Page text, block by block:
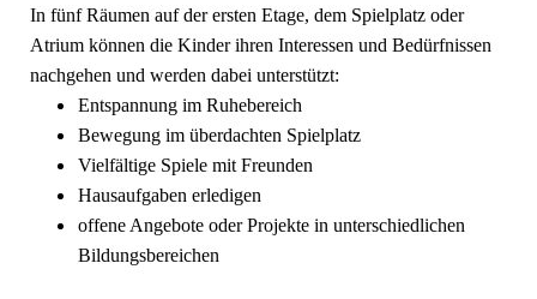
In fünf Räumen auf der ersten Etage, dem Spielplatz oder
Atrium können die Kinder ihren Interessen und Bedürfnissen
nachgehen und werden dabei unterstützt:
Entspannung im Ruhebereich
Bewegung im überdachten Spielplatz
Vielfältige Spiele mit Freunden
Hausaufgaben erledigen
offene Angebote oder Projekte in unterschiedlichen
Bildungsbereichen